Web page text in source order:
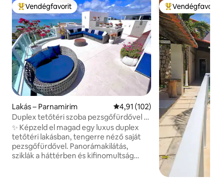
Kiemelt vendégfavorit
Vendégfavorit
Lakás – Parnamirim Átlagos értékelés: 5/4,91, 102
4,91 (102)
Duplex tetőtéri szoba pezsgőfürdővel a
homokon.
✨ Képzeld el magad egy luxus duplex
tetőtéri lakásban, tengerre néző saját
pezsgőfürdővel. Panorámakilátás,
sziklák a háttérben és kifinomultság
Kiemelt
Vendégfavorit